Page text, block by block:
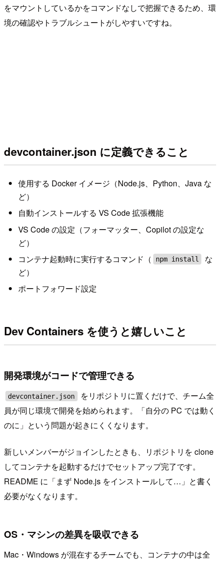
をマウントしているかをコマンドなしで把握できるため、環
境の確認やトラブルシュートがしやすいですね。
devcontainer.json に定義できること
使用する Docker イメージ（Node.js、Python、Java な
ど）
自動インストールする VS Code 拡張機能
VS Code の設定（フォーマッター、Copilot の設定な
ど）
コンテナ起動時に実行するコマンド（
npm install
な
ど）
ポートフォワード設定
Dev Containers を使うと嬉しいこと
開発環境がコードで管理できる
devcontainer.json
をリポジトリに置くだけで、チーム全
員が同じ環境で開発を始められます。「自分の PC では動く
のに」という問題が起きにくくなります。
新しいメンバーがジョインしたときも、リポジトリを clone
してコンテナを起動するだけでセットアップ完了です。
README に「まず Node.js をインストールして…」と書く
必要がなくなります。
OS・マシンの差異を吸収できる
Mac・Windows が混在するチームでも、コンテナの中は全